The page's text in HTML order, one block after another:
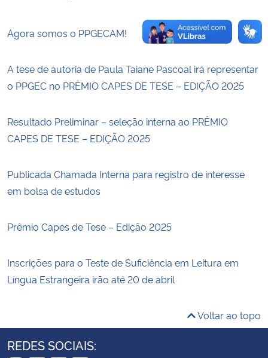
Agora somos o PPGECAM!
A tese de autoria de Paula Taiane Pascoal irá representar
o PPGEC no PRÊMIO CAPES DE TESE – EDIÇÃO 2025
Resultado Preliminar – seleção interna ao PRÊMIO
CAPES DE TESE – EDIÇÃO 2025
Publicada Chamada Interna para registro de interesse
em bolsa de estudos
Prêmio Capes de Tese – Edição 2025
Inscrições para o Teste de Suficiência em Leitura em
Língua Estrangeira irão até 20 de abril
Voltar ao topo
REDES SOCIAIS: